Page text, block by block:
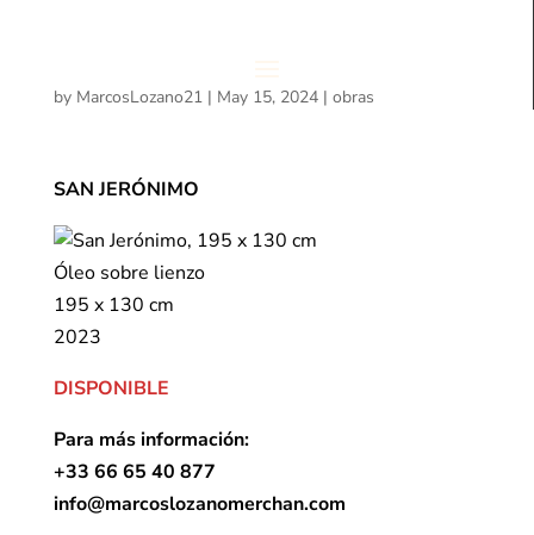
by MarcosLozano21| May 15, 2024| obras
SAN JERÓNIMO
Óleo sobre lienzo
195 x 130 cm
2023
DISPONIBLE
Para más información:
+33 66 65 40 877
info@marcoslozanomerchan.com